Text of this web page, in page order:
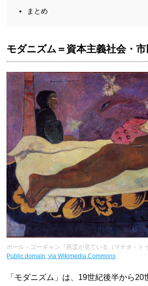
まとめ
モダニズム＝資本主義社会・
ポール・ゴーギャン『死霊が見ている（マナオ・ト
Public domain, via Wikimedia Commons
「モダニズム」は、19世紀後半から